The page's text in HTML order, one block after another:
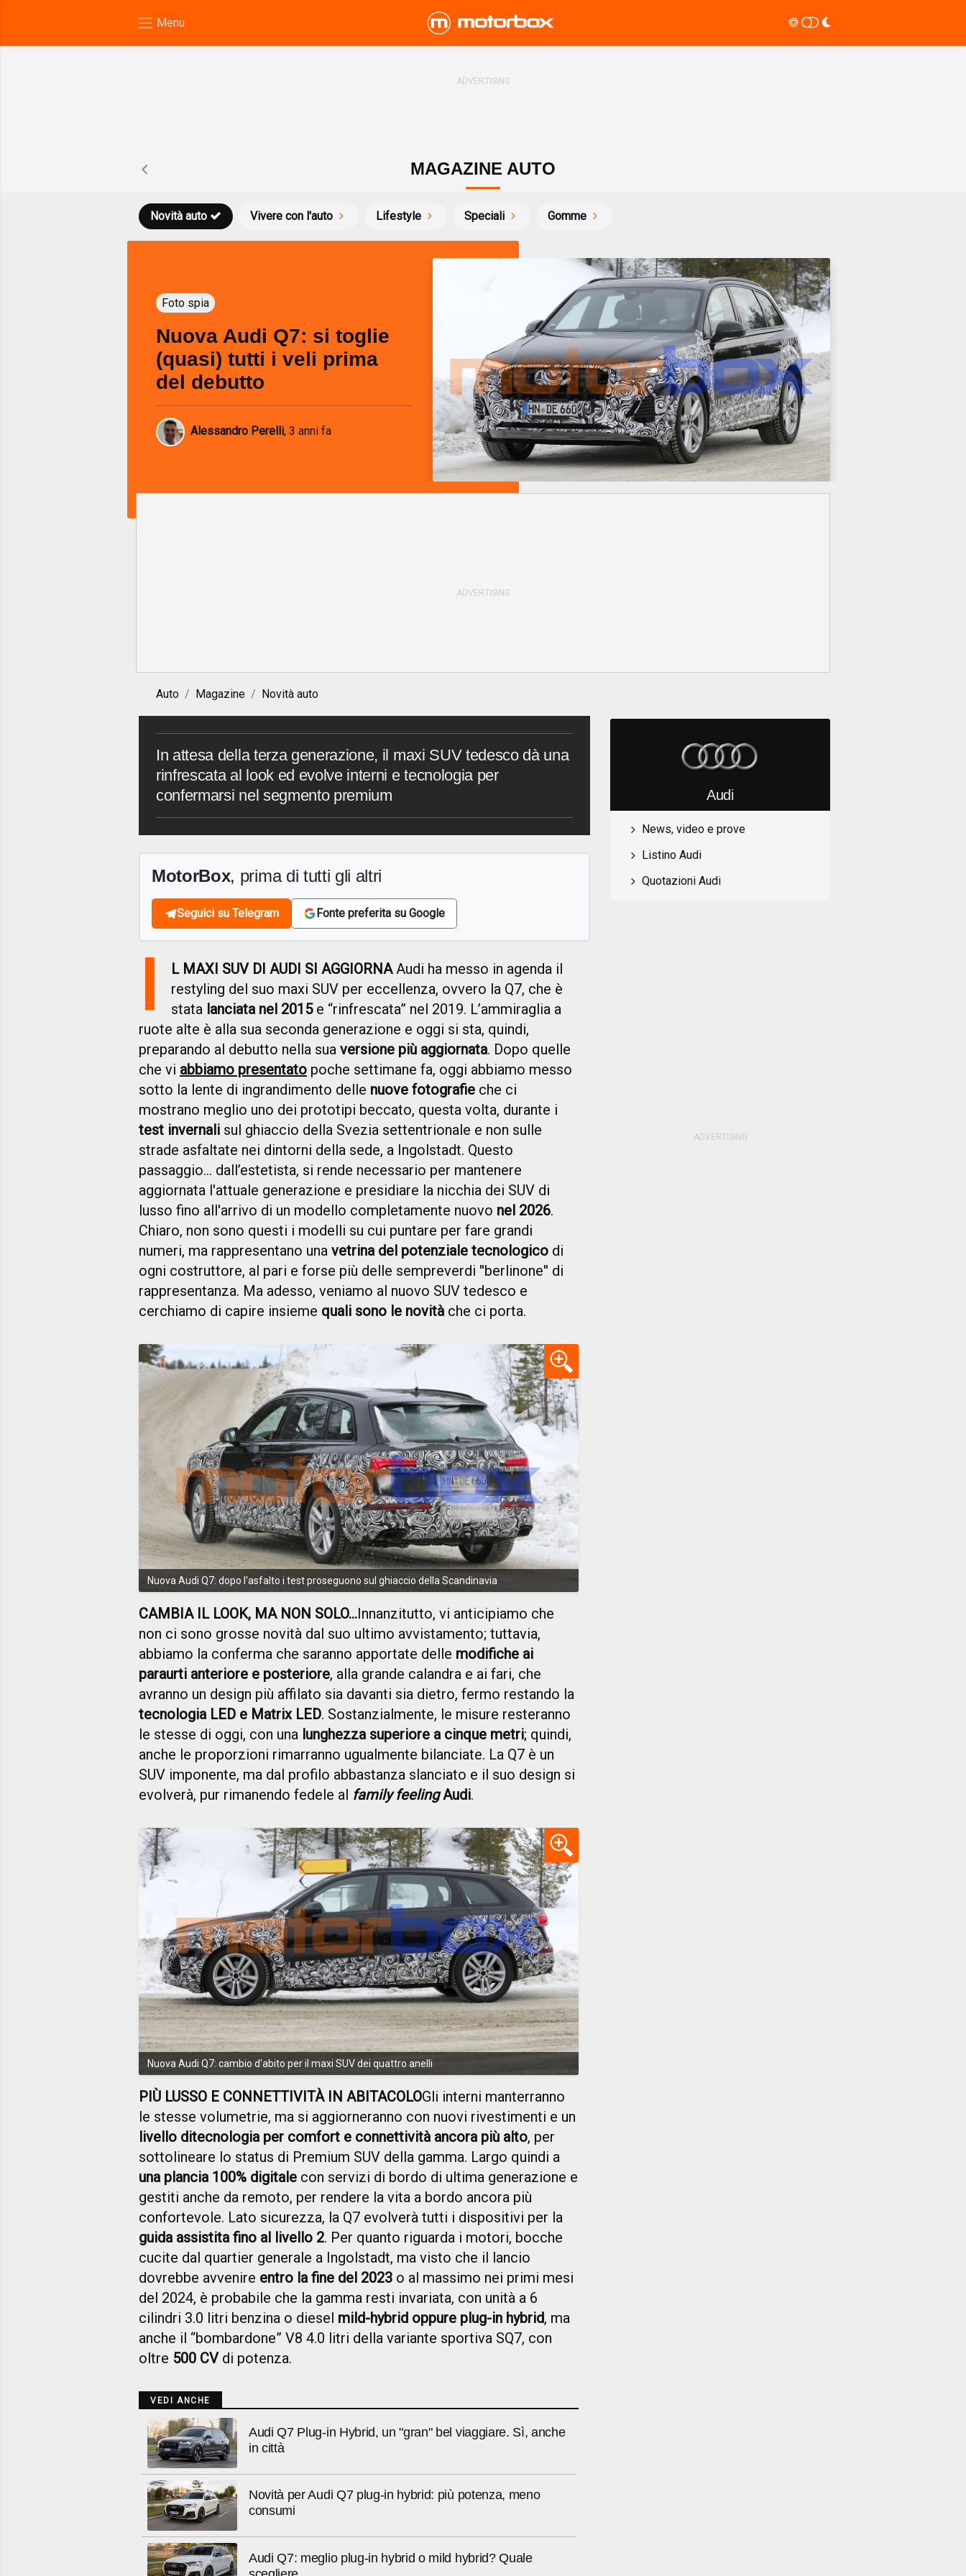
MAGAZINE AUTO
Novità auto Vivere con l'auto Lifestyle Speciali Gomme
Foto spia
Nuova Audi Q7: si toglie
(quasi) tutti i veli prima
del debutto
Alessandro Perelli, 3 anni fa
Auto Magazine Novità auto
In attesa della terza generazione, il maxi SUV tedesco dà una
rinfrescata al look ed evolve interni e tecnologia per
confermarsi nel segmento premium
MotorBox, prima di tutti gli altri
Seguici su Telegram Fonte preferita su Google
L MAXI SUV DI AUDI SI AGGIORNAAudi ha messo in agenda il
restyling del suo maxi SUV per eccellenza, ovvero la Q7, che è
stata lanciata nel 2015e “rinfrescata” nel 2019. L’ammiraglia a
ruote alte è alla sua seconda generazione e oggi si sta, quindi,
preparando al debutto nella sua versione più aggiornata. Dopo quelle
che vi abbiamo presentato poche settimane fa, oggi abbiamo messo
sotto la lente di ingrandimento delle nuove fotografie che ci
mostrano meglio uno dei prototipi beccato, questa volta, durante i
test invernali sul ghiaccio della Svezia settentrionale e non sulle
strade asfaltate nei dintorni della sede, a Ingolstadt. Questo
passaggio… dall’estetista, si rende necessario per mantenere
aggiornata l'attuale generazione e presidiare la nicchia dei SUV di
lusso fino all'arrivo di un modello completamente nuovo nel 2026.
Chiaro, non sono questi i modelli su cui puntare per fare grandi
numeri, ma rappresentano una vetrina del potenziale tecnologico di
ogni costruttore, al pari e forse più delle sempreverdi ''berlinone'' di
rappresentanza. Ma adesso, veniamo al nuovo SUV tedesco e
cerchiamo di capire insieme quali sono le novitàche ci porta.
Nuova Audi Q7: dopo l'asfalto i test proseguono sul ghiaccio della Scandinavia
CAMBIA IL LOOK, MA NON SOLO…Innanzitutto, vi anticipiamo che
non ci sono grosse novità dal suo ultimo avvistamento; tuttavia,
abbiamo la conferma che saranno apportate delle modifiche ai
paraurti anteriore e posteriore, alla grande calandra e ai fari, che
avranno un design più affilato sia davanti sia dietro, fermo restando la
tecnologia LED e Matrix LED. Sostanzialmente, le misure resteranno
le stesse di oggi, con una lunghezza superiore a cinque metri; quindi,
anche le proporzioni rimarranno ugualmente bilanciate. La Q7 è un
SUV imponente, ma dal profilo abbastanza slanciato e il suo design si
evolverà, pur rimanendo fedele al family feelingAudi.
Nuova Audi Q7: cambio d'abito per il maxi SUV dei quattro anelli
PIÙ LUSSO E CONNETTIVITÀ IN ABITACOLOGli interni manterranno
le stesse volumetrie, ma si aggiorneranno con nuovi rivestimenti e un
livello ditecnologia per comfort e connettività ancora più alto, per
sottolineare lo status di Premium SUV della gamma. Largo quindi a
una plancia 100% digitale con servizi di bordo di ultima generazione e
gestiti anche da remoto, per rendere la vita a bordo ancora più
confortevole. Lato sicurezza, la Q7 evolverà tutti i dispositivi per la
guida assistita fino al livello 2. Per quanto riguarda i motori, bocche
cucite dal quartier generale a Ingolstadt, ma visto che il lancio
dovrebbe avvenire entro la fine del 2023 o al massimo nei primi mesi
del 2024, è probabile che la gamma resti invariata, con unità a 6
cilindri 3.0 litri benzina o diesel mild-hybrid oppure plug-in hybrid, ma
anche il “bombardone” V8 4.0 litri della variante sportiva SQ7, con
oltre 500 CVdi potenza.
VEDI ANCHE
Audi Q7 Plug-in Hybrid, un "gran" bel viaggiare. Sì, anche
in città
Novità per Audi Q7 plug-in hybrid: più potenza, meno
consumi
Audi Q7: meglio plug-in hybrid o mild hybrid? Quale
Audi
News, video e prove
Listino Audi
Quotazioni Audi